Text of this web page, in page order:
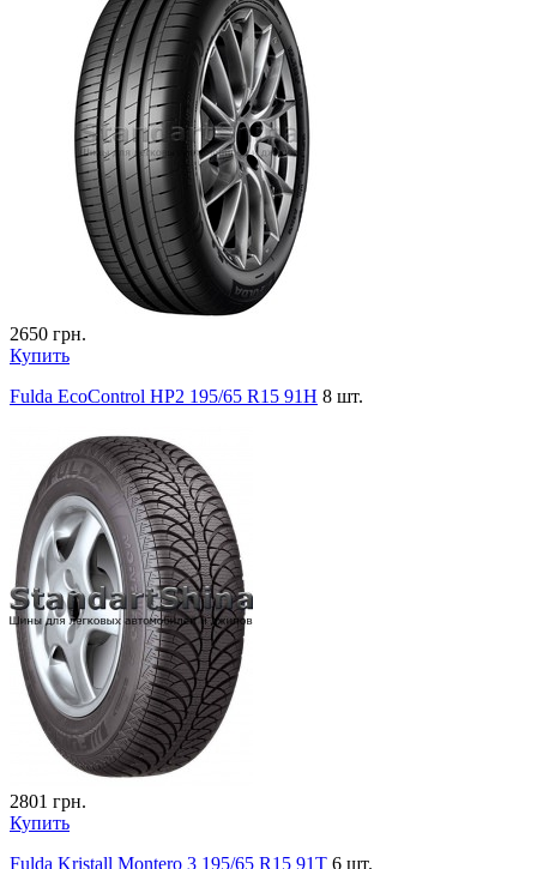
2650 грн.
Купить
Fulda EcoControl HP2 195/65 R15 91H 8 шт.
2801 грн.
Купить
Fulda Kristall Montero 3 195/65 R15 91T 6 шт.